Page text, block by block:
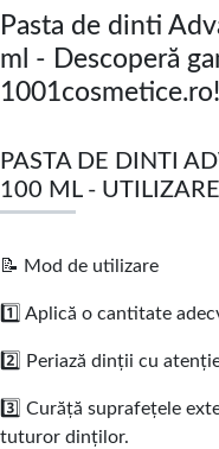
Pasta de dinti
ml - Descoperă
1001cosmetice.ro!
PASTA DE DINTI
100 ML - UTILIZARE
📝 Mod de utilizare
1️⃣ Aplică o cantitate
2️⃣ Periază dinții cu
3️⃣ Curăță suprafețele
tuturor dinților.